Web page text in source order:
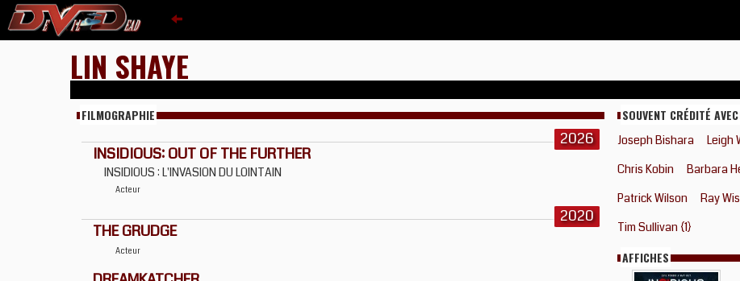
LIN SHAYE
FILMOGRAPHIE
2026
INSIDIOUS: OUT OF THE FURTHER
INSIDIOUS : L'INVASION DU LOINTAIN
Acteur
2020
THE GRUDGE
Acteur
SOUVENT CRÉDITÉ AVEC
Joseph Bishara
Leigh
Chris Kobin
Barbara
Patrick Wilson
Ray
Tim Sullivan {1}
AFFICHES